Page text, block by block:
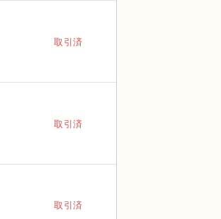
取引済
取引済
取引済